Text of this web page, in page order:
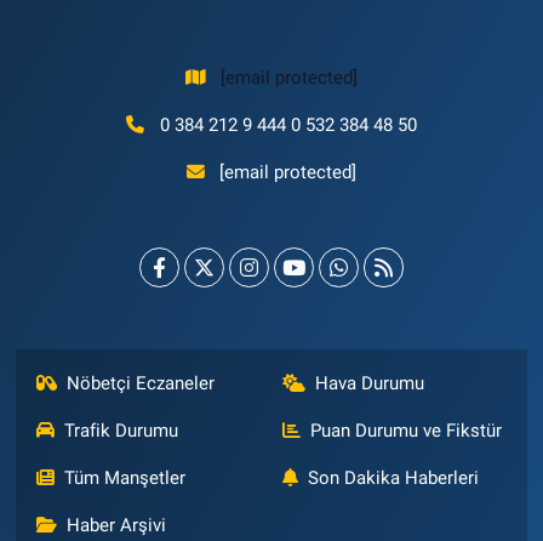
[email protected]
0 384 212 9 444 0 532 384 48 50
[email protected]
Nöbetçi Eczaneler Hava Durumu
Trafik Durumu Puan Durumu ve Fikstür
Tüm Manşetler Son Dakika Haberleri
Haber Arşivi